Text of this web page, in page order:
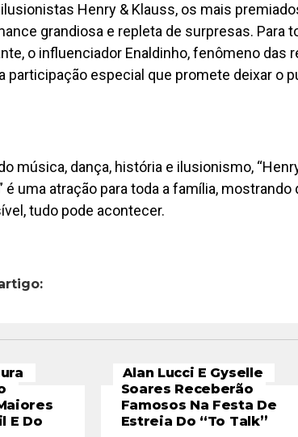
Henry & Klauss, os mais
grandiosa e repleta de surpresas. Para
o influenciador Enaldinho, fenômeno das
participação especial que promete deixar o
música, dança, história e ilusionismo,
é uma atração para toda a família,
tudo pode acontecer.
E Do
Alan Lucci E Gyselle
Soares Receberão
Famosos Na Festa De
Estreia Do “To Talk”